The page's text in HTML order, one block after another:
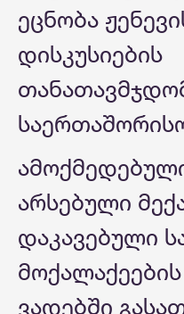
ეცნობა
დისკუსიების
არსებული
დაკავებული
ვადებში